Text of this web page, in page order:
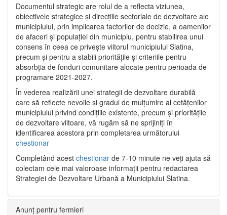
Documentul strategic are rolul de a reflecta viziunea,
obiectivele strategice și direcțiile sectoriale de dezvoltare ale
municipiului, prin implicarea factorilor de decizie, a oamenilor
de afaceri și populației din municipiu, pentru stabilirea unui
consens în ceea ce privește viitorul municipiului Slatina,
precum și pentru a stabili prioritățile și criteriile pentru
absorbția de fonduri comunitare alocate pentru perioada de
programare 2021-2027.
În vederea realizării unei strategii de dezvoltare durabilă
care să reflecte nevoile și gradul de mulțumire al cetățenilor
municipiului privind condițiile existente, precum și prioritățile
de dezvoltare viitoare, vă rugăm să ne sprijiniți în
identificarea acestora prin completarea următorului
chestionar
Completând acest chestionar de 7-10 minute ne veți ajuta să
colectam cele mai valoroase informații pentru redactarea
Strategiei de Dezvoltare Urbană a Municipiului Slatina.
Anunț pentru fermieri